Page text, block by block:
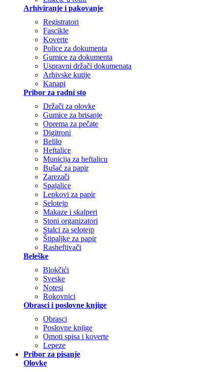
Arhiviranje i pakovanje
Registratori
Fascikle
Koverte
Police za dokumenta
Gumice za dokumenta
Uspravni držači dokumenata
Arhivske kutije
Kanapi
Pribor za radni sto
Držači za olovke
Gumice za brisanje
Oprema za pečate
Digitroni
Belilo
Heftalice
Municija za heftalicu
Bušač za papir
Zarezači
Spajalice
Lepkovi za papir
Selotejp
Makaze i skalperi
Stoni organizatori
Stalci za selotejp
Štipaljke za papir
Rasheftivači
Beleške
Blokčići
Sveske
Notesi
Rokovnici
Obrasci i poslovne knjige
Obrasci
Poslovne knjige
Omoti spisa i koverte
Lepeze
Pribor za pisanje
Olovke